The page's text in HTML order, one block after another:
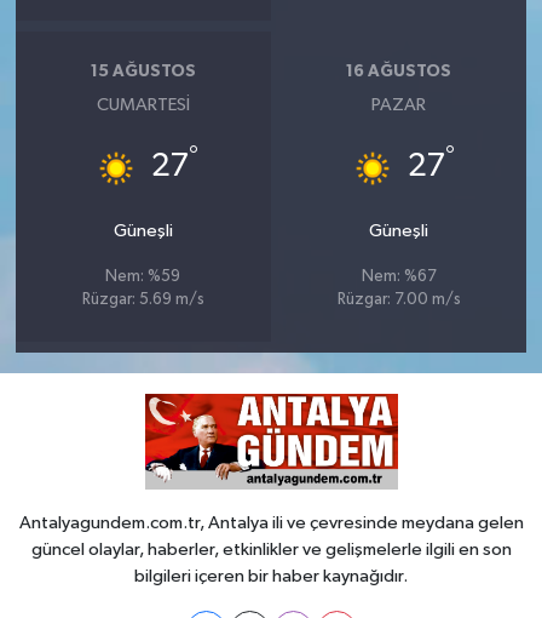
15 AĞUSTOS
CUMARTESI
27°
Güneşli
Nem: %59
Rüzgar: 5.69 m/s
16 AĞUSTOS
PAZAR
27°
Güneşli
Nem: %67
Rüzgar: 7.00 m/s
Antalyagundem.com.tr, Antalya ili ve çevresinde meydana gelen
güncel olaylar, haberler, etkinlikler ve gelişmelerle ilgili en son
bilgileri içeren bir haber kaynağıdır.